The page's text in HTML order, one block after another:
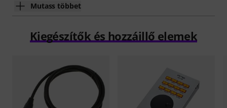
Mutass többet
Kiegészítők és hozzáillő elemek